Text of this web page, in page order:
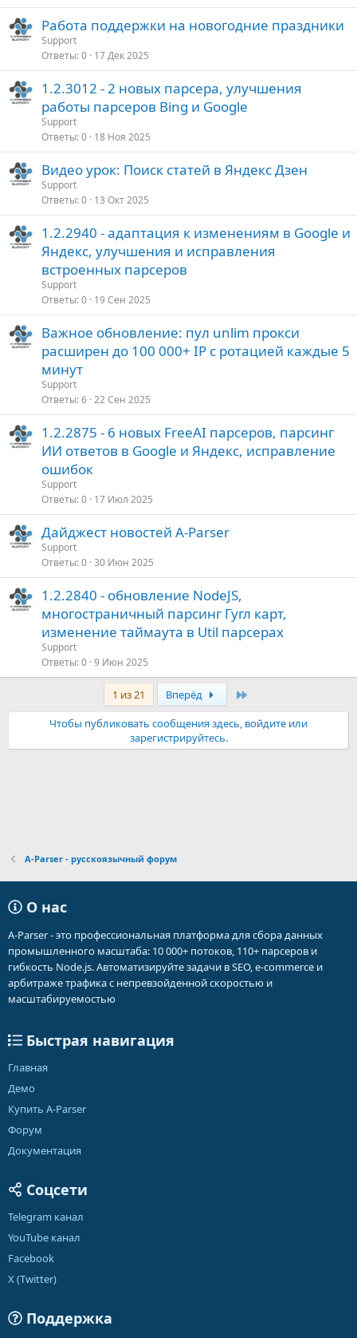
Работа поддержки на новогодние праздники
Support
Ответы 0 17 Дек 2025
1.2.3012 - 2 новых парсера, улучшения
работы парсеров Bing и Google
Support
Ответы 0 18 Ноя 2025
Видео урок: Поиск статей в Яндекс Дзен
Support
Ответы 0 13 Окт 2025
1.2.2940 - адаптация к изменениям в Google и
Яндекс, улучшения и исправления
встроенных парсеров
Support
Ответы 0 19 Сен 2025
Важное обновление: пул unlim прокси
расширен до 100 000+ IP с ротацией каждые 5
минут
Support
Ответы 6 22 Сен 2025
1.2.2875 - 6 новых FreeAI парсеров, парсинг
ИИ ответов в Google и Яндекс, исправление
ошибок
Support
Ответы 0 17 Июл 2025
Дайджест новостей A-Parser
Support
Ответы 0 30 Июн 2025
1.2.2840 - обновление NodeJS,
многостраничный парсинг Гугл карт,
изменение таймаута в Util парсерах
Support
Ответы 0 9 Июн 2025
1 из 21 Вперёд
Чтобы публиковать сообщения здесь, войдите или
зарегистрируйтесь.
A-Parser - русскоязычный форум
О нас
A-Parser - это профессиональная платформа для сбора данных
промышленного масштаба: 10 000+ потоков, 110+ парсеров и
гибкость Node.js. Автоматизируйте задачи в SEO, e-commerce и
арбитраже трафика с непревзойденной скоростью и
масштабируемостью
Быстрая навигация
Главная
Демо
Купить A-Parser
Форум
Документация
Соцсети
Telegram канал
YouTube канал
Facebook
X (Twitter)
Поддержка